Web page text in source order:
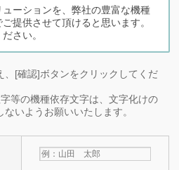
ーションを、弊社の豊富な機種
提供させて頂けると思います。
さい。
、[確認]ボタンをクリックしてくだ
等の機種依存文字は、文字化けの
いようお願いいたします。